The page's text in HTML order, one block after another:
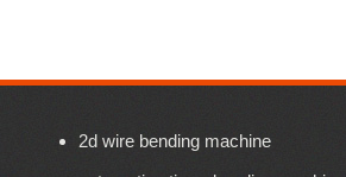
2d wire bending machine